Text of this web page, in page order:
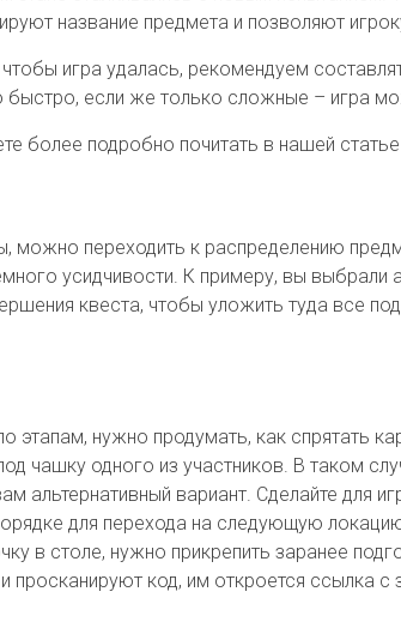
название предмета и позволяют
игра удалась, рекомендуем
быстро, если же только сложные – игра
более подробно почитать в нашей статье
переходить к распределению
усидчивости. К примеру, вы выбрали
квеста, чтобы уложить туда все
этапам, нужно продумать, как спрятать
чашку одного из участников. В таком
альтернативный вариант. Сделайте для
для перехода на следующую
в столе, нужно прикрепить заранее
просканируют код, им откроется ссылка с